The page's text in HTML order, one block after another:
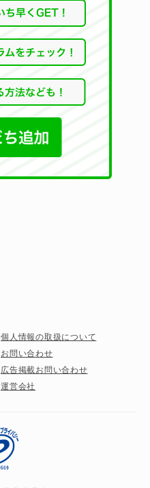
個人情報の取扱について
お問い合わせ
広告掲載お問い合わせ
運営会社